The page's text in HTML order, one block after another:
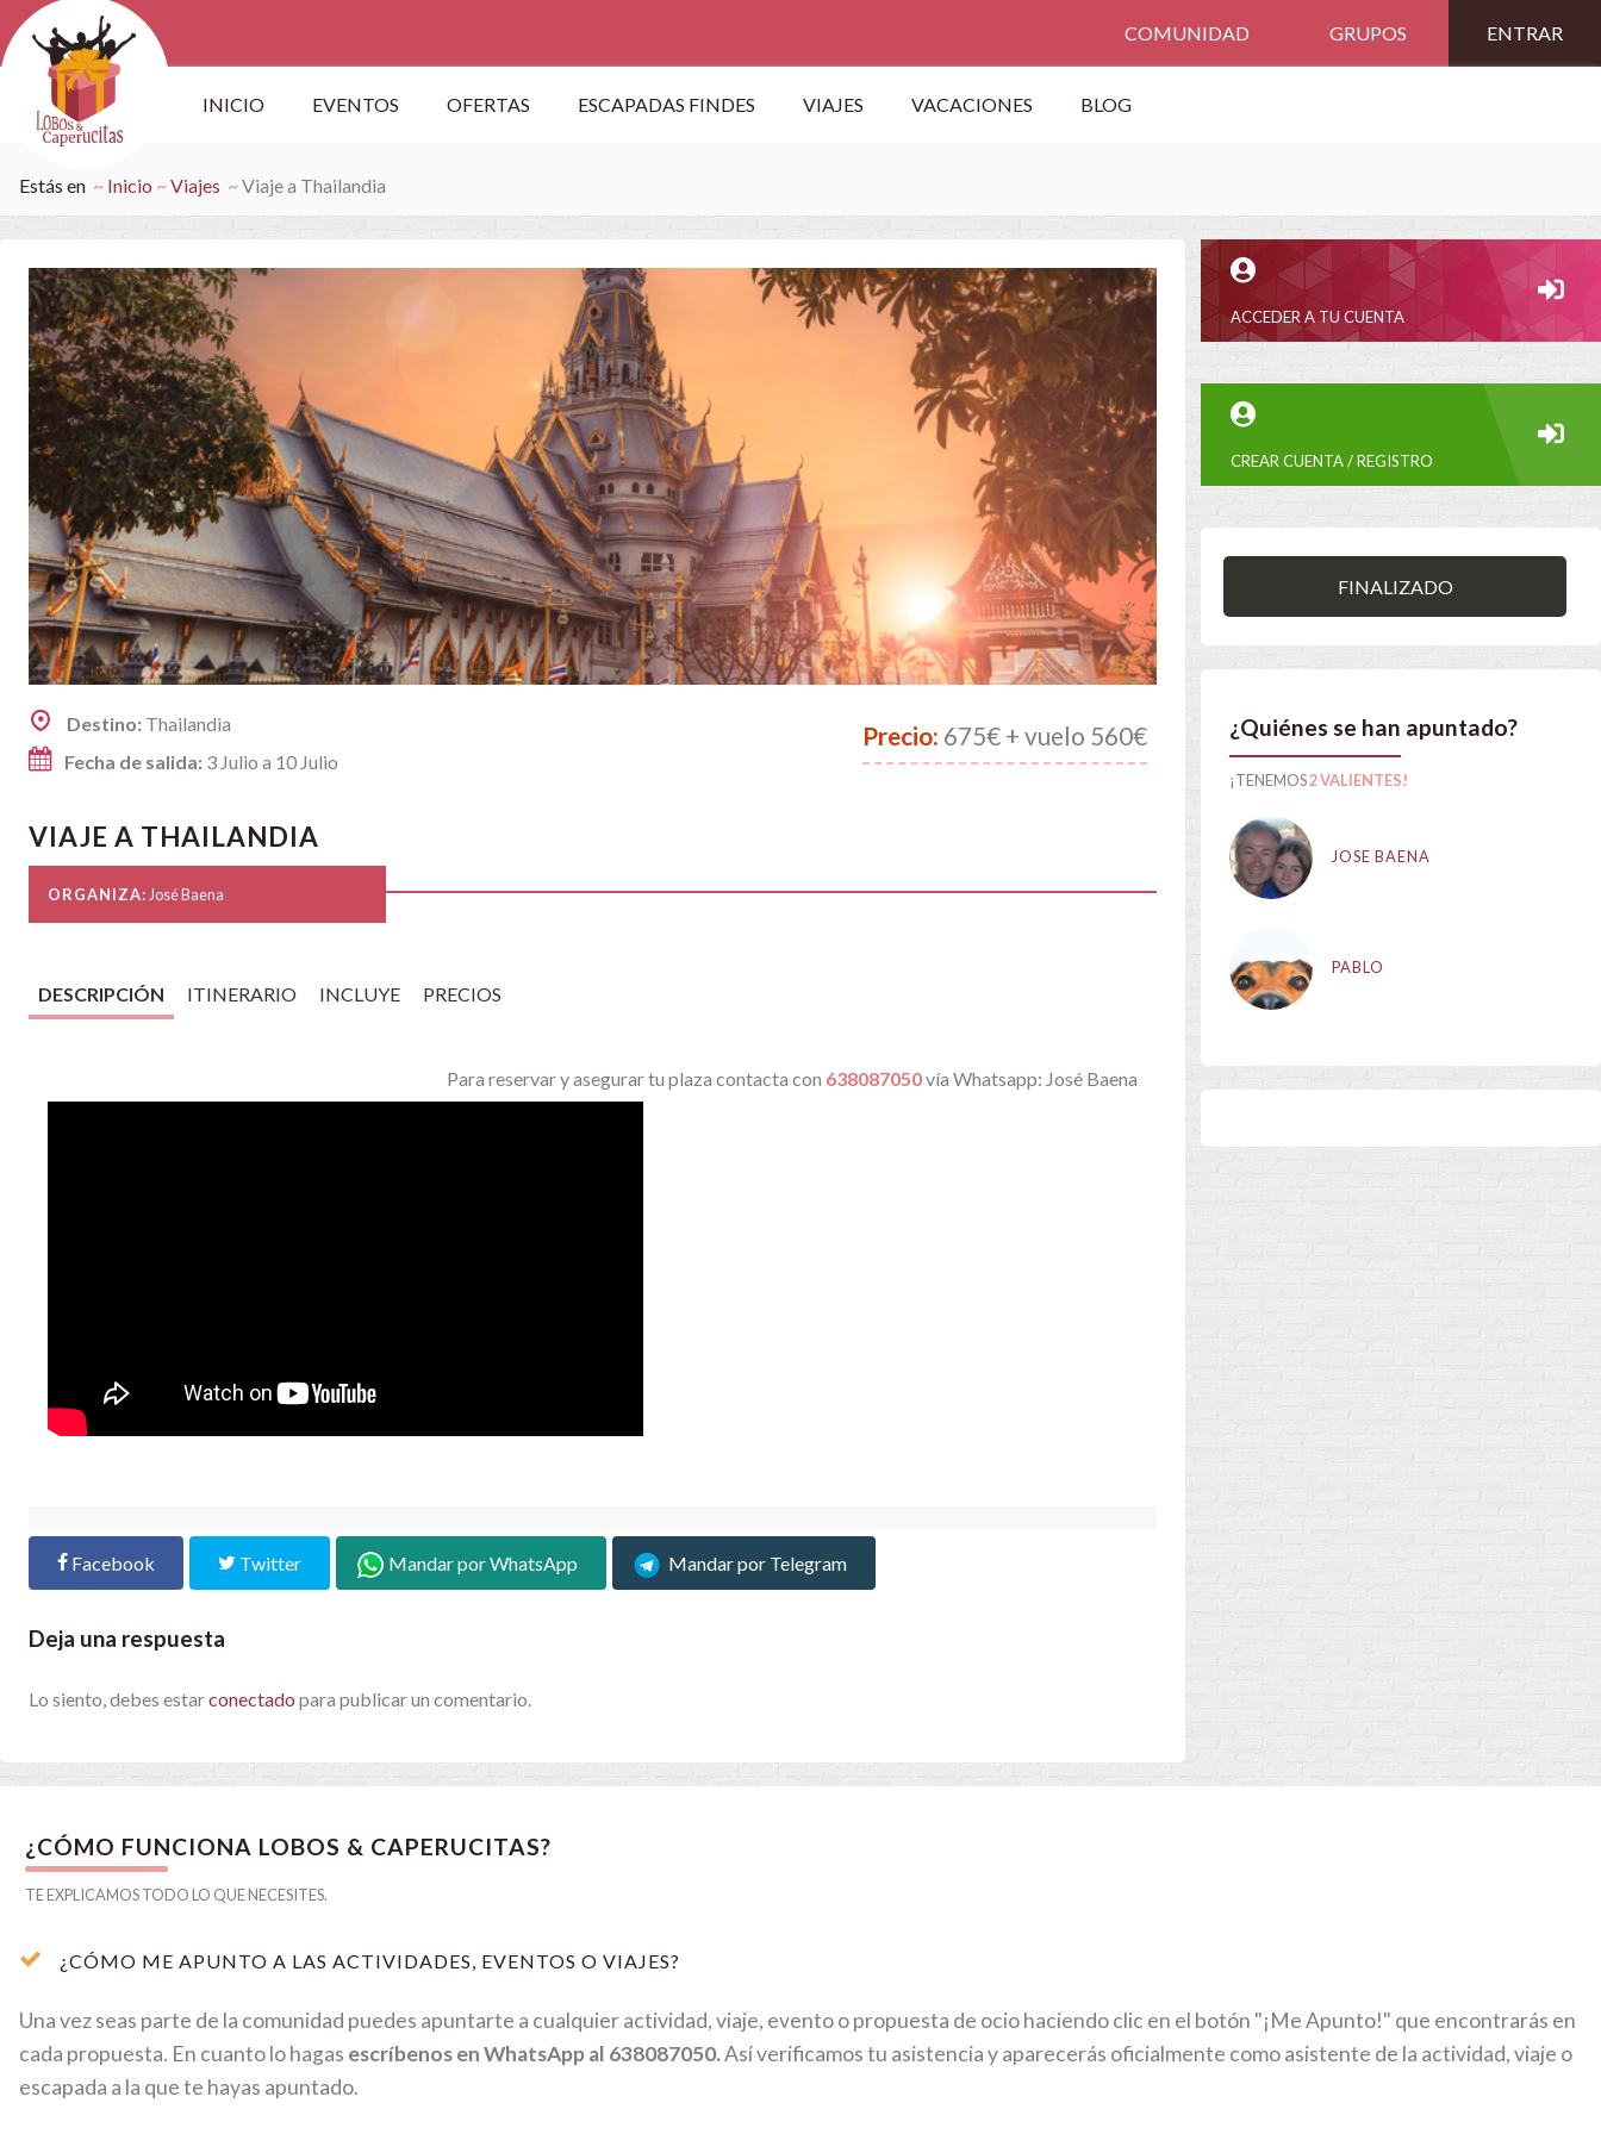
COMUNIDAD GRUPOS ENTRAR
INICIO EVENTOS OFERTAS ESCAPADAS FINDES VIAJES VACACIONES BLOG
Estás en Inicio Viajes Viaje a Thailandia
Destino: Thailandia
Fecha de salida: 3 Julio a 10 Julio
Precio: 675€ + vuelo 560€
VIAJE A THAILANDIA
ORGANIZA: José Baena
DESCRIPCIÓN ITINERARIO INCLUYE PRECIOS
Para reservar y asegurar tu plaza contacta con 638087050vía Whatsapp: José Baena
Facebook Twitter Mandar por WhatsApp Mandar por Telegram
Deja una respuesta
Lo siento, debes estarconectado para publicar un comentario.
ACCEDER A TU CUENTA
CREAR CUENTA / REGISTRO
FINALIZADO
¿Quiénes se han apuntado?
¡TENEMOS2 VALIENTES!
JOSE BAENA
PABLO
¿CÓMO FUNCIONA LOBOS & CAPERUCITAS?
TE EXPLICAMOS TODO LO QUE NECESITES.
¿CÓMO ME APUNTO A LAS ACTIVIDADES, EVENTOS O VIAJES?
Una vez seas parte de la comunidad puedes apuntarte a cualquier actividad, viaje, evento o propuesta de ocio haciendo clic en el botón "¡Me Apunto!" que encontrarás en
cada propuesta. En cuanto lo hagas escríbenos en WhatsApp al 638087050.Así verificamos tu asistencia y aparecerás oficialmente como asistente de la actividad, viaje o
escapada a la que te hayas apuntado.